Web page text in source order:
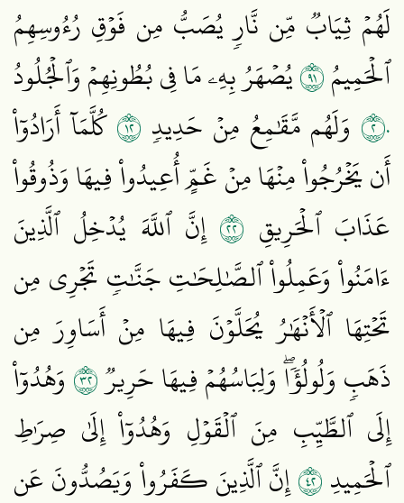
لَهُمۡ ثِيَابٞ مِّن نَّارٖ يُصَبُّ مِن فَوۡقِ رُءُوسِهِمُ
ٱلۡحَمِيمُ١٩يُصۡهَرُ بِهِۦ مَا فِي بُطُونِهِمۡ وَٱلۡجُلُودُ
٢٠ وَلَهُم مَّقَٰمِعُ مِنۡ حَدِيدٖ ٢١كُلَّمَآ أَرَادُوٓاْ
أَن يَخۡرُجُواْ مِنۡهَا مِنۡ غَمٍّ أُعِيدُواْ فِيهَا وَذُوقُواْ
عَذَابَ ٱلۡحَرِيقِ ٢٢ إِنَّ ٱللَّهَ يُدۡخِلُ ٱلَّذِينَ
ءَامَنُواْ وَعَمِلُواْ ٱلصَّٰلِحَٰتِ جَنَّٰتٖ تَجۡرِي مِن
تَحۡتِهَا ٱلۡأَنۡهَٰرُ يُحَلَّوۡنَ فِيهَا مِنۡ أَسَاوِرَ مِن
ذَهَبٖ وَلُولُؤٗاۖ وَلِبَاسُهُمۡ فِيهَا حَرِيرٞ٢٣وَهُدُوٓاْ
إِلَى ٱلطَّيِّبِ مِنَ ٱلۡقَوۡلِ وَهُدُوٓاْ إِلَىٰ صِرَٰطِ
ٱلۡحَمِيدِ٢٤إِنَّ ٱلَّذِينَ كَفَرُواْ وَيَصُدُّونَ عَن